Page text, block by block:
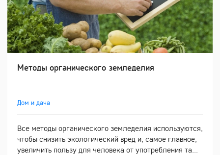
Методы органического земледелия
Дом и дача
Все методы органического земледелия используются,
чтобы снизить экологический вред и, самое главное,
увеличить пользу для человека от употребления та...